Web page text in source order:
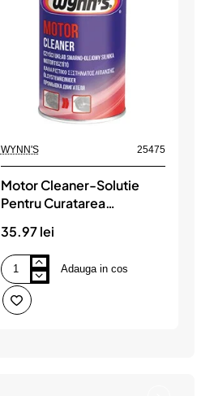
WYNN'S 25475
Motor Cleaner-Solutie
Pentru Curatarea
35.97 lei
Motor
Cleaner-
Solutie
Pentru
Adauga in cos